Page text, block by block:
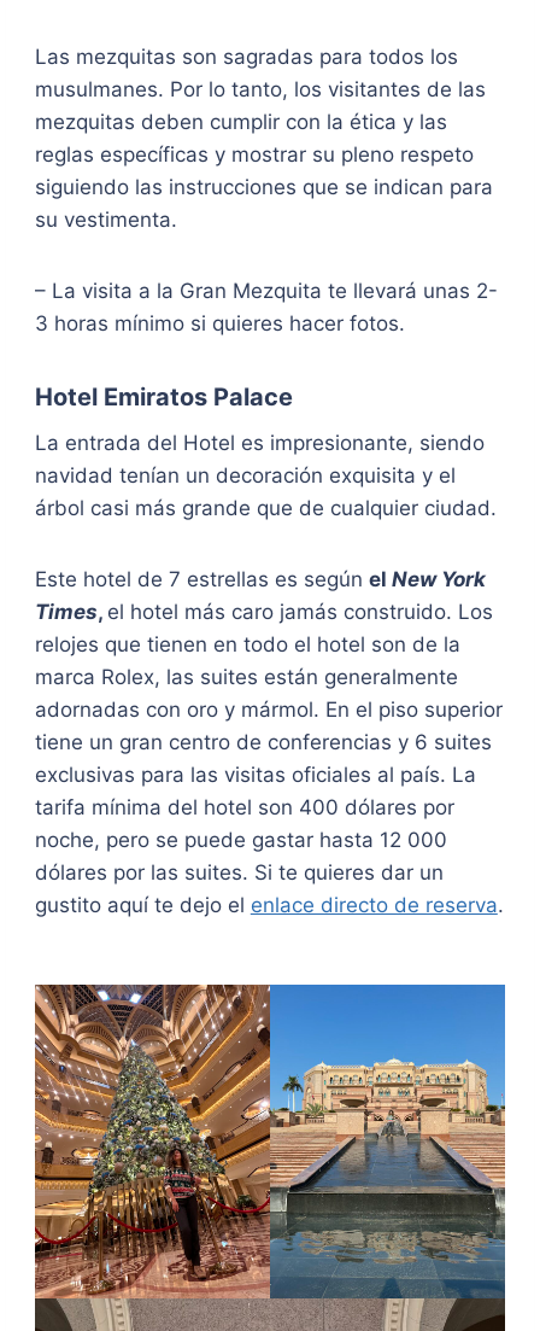
Las mezquitas son sagradas para todos los
musulmanes. Por lo tanto, los visitantes de las
mezquitas deben cumplir con la ética y las
reglas específicas y mostrar su pleno respeto
siguiendo las instrucciones que se indican para
su vestimenta.
– La visita a la Gran Mezquita te llevará unas 2-
3 horas mínimo si quieres hacer fotos.
Hotel Emiratos Palace
La entrada del Hotel es impresionante, siendo
navidad tenían un decoración exquisita y el
árbol casi más grande que de cualquier ciudad.
Este hotel de 7 estrellas es según el New York
Times, el hotel más caro jamás construido. Los
relojes que tienen en todo el hotel son de la
marca Rolex, las suites están generalmente
adornadas con oro y mármol. En el piso superior
tiene un gran centro de conferencias y 6 suites
exclusivas para las visitas oficiales al país. La
tarifa mínima del hotel son 400 dólares por
noche, pero se puede gastar hasta 12 000
dólares por las suites. Si te quieres dar un
gustito aquí te dejo el enlace directo de reserva.